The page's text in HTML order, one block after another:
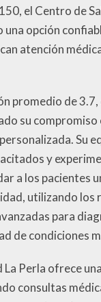
el Centro de
opción
atención
promedio de
su compromiso
Su
y
a los pacientes
utilizando los
para
de condiciones
La Perla ofrece
consultas